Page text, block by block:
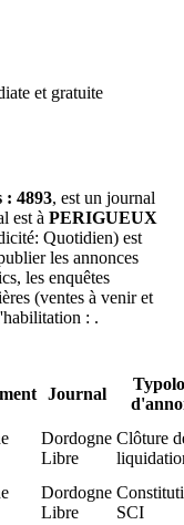
et gratuite
: 4893, est un journal
est à PERIGUEUX
Quotidien) est
les annonces
les enquêtes
(ventes à venir et
: .
Journal
Dordogne
Libre
Clôture
Dordogne
Libre
SCI